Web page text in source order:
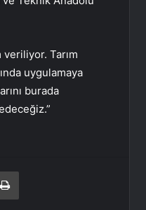
Tarım
uygulamaya
burada
paylaş Yazdır